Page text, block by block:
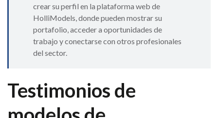
crear su perfil en la plataforma web de
HolliModels, donde pueden mostrar su
portafolio, acceder a oportunidades de
trabajo y conectarse con otros profesionales
del sector.
Testimonios de